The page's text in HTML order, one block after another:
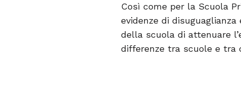
Così come per la Scuola
evidenze di
della scuola di attenuare
differenze tra scuole e tra